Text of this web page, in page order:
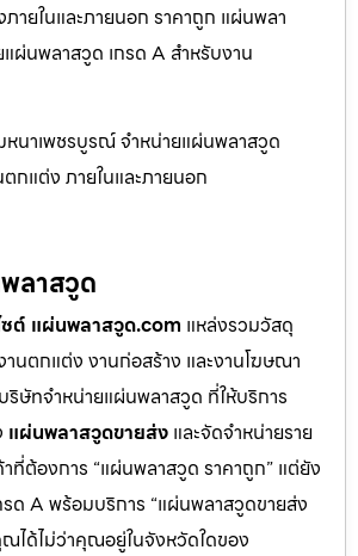
ายในและภายนอก ราคาถูก แผ่นพลา
ผ่นพลาสวูด เกรด A สำหรับงาน
นาเพชรบูรณ์ จำหน่ายแผ่นพลาสวูด
กแต่ง ภายในและภายนอก
ลาสวูด
ซต์ แผ่นพลาสวูด.com แหล่งรวมวัสดุ
นตกแต่ง งานก่อสร้าง และงานโฆษณา
ริษัทจำหน่ายแผ่นพลาสวูด ที่ให้บริการ
แผ่นพลาสวูดขายส่ง และจัดจำหน่ายราย
าที่ต้องการ “แผ่นพลาสวูด ราคาถูก” แต่ยัง
ด A พร้อมบริการ “แผ่นพลาสวูดขายส่ง
ได้ไม่ว่าคุณอยู่ในจังหวัดใดของ